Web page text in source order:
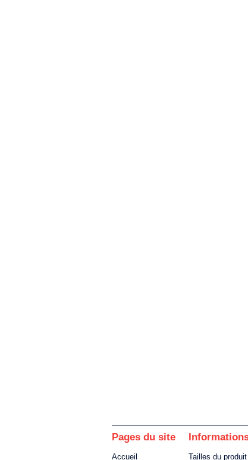
Pages du site
Accueil
Tailles du produit